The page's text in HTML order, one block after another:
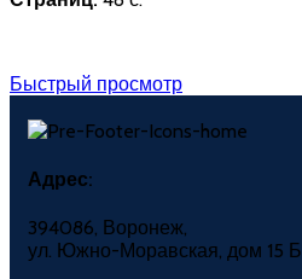
Быстрый просмотр
Адрес:
394086, Воронеж,
ул. Южно-Моравская, дом 15 Б